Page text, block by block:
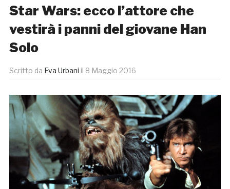
Star Wars: ecco l’attore che
vestirà i panni del giovane Han
Solo
Scritto da Eva Urbani il 8 Maggio 2016